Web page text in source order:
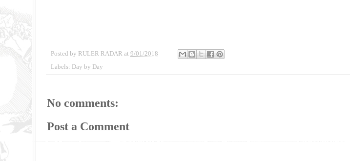
Posted by RULER RADAR at 9/01/2018
Labels: Day by Day
No comments:
Post a Comment